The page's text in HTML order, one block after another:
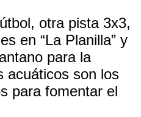
otra pista 3x3,
en “La Planilla” y
para la
acuáticos son los
para fomentar el